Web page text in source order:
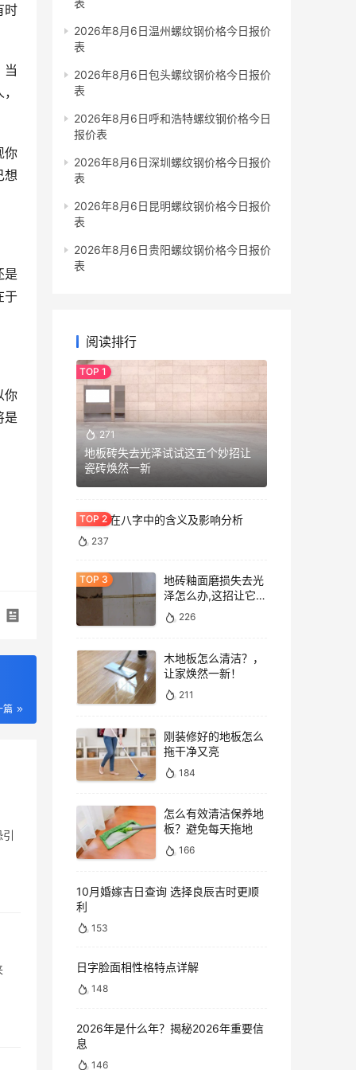
时
你
想
是
于
你
是
篇
表
2026年8月6日温州螺纹钢价格今日报价
表
2026年8月6日包头螺纹钢价格今日报价
表
2026年8月6日呼和浩特螺纹钢价格今日
报价表
2026年8月6日深圳螺纹钢价格今日报价
表
2026年8月6日昆明螺纹钢价格今日报价
表
2026年8月6日贵阳螺纹钢价格今日报价
表
阅读排行
271
地板砖失去光泽试试这五个妙招让
瓷砖焕然一新
七杀格在八字中的含义及影响分析
237
地砖釉面磨损失去光
泽怎么办,这招让它重
焕光泽!
226
木地板怎么清洁？，
让家焕然一新！
211
刚装修好的地板怎么
拖干净又亮
184
怎么有效清洁保养地
板？避免每天拖地
166
10月婚嫁吉日查询 选择良辰吉时更顺
利
153
日字脸面相性格特点详解
148
2026年是什么年？揭秘2026年重要信
息
146